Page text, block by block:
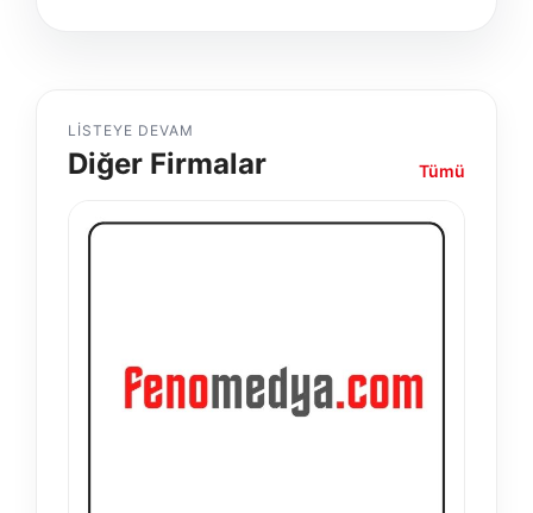
LISTEYE DEVAM
Diğer Firmalar Tümü